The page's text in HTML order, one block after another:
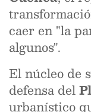
caer en "la
algunos".
El núcleo de
defensa del
urbanístico